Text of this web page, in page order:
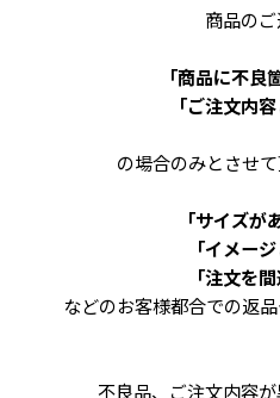
商品の
「商品に不良
「ご注文内
の場合のみとさせて
「サイズが
「イメー
「注文を
などのお客様都合での返品
不良品、ご注文内容